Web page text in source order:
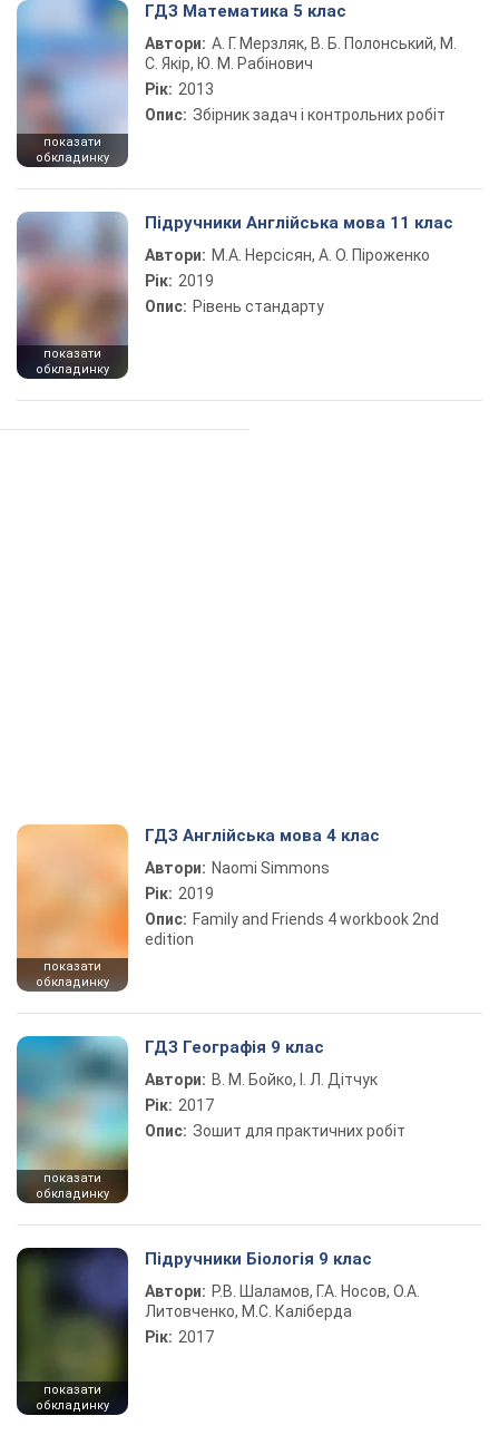
показати
обкладинку
ГДЗ Математика 5 клас
Автори: А. Г. Мерзляк, В. Б. Полонський, М.
С. Якір, Ю. М. Рабінович
Рік: 2013
Опис: Збірник задач і контрольних робіт
показати
обкладинку
Підручники Англійська мова 11 клас
Автори: М.А. Нерсісян, А. О. Піроженко
Рік: 2019
Опис: Рівень стандарту
показати
обкладинку
ГДЗ Англійська мова 4 клас
Автори: Naomi Simmons
Рік: 2019
Опис: Family and Friends 4 workbook 2nd
edition
показати
обкладинку
ГДЗ Географія 9 клас
Автори: В. М. Бойко, І. Л. Дітчук
Рік: 2017
Опис: Зошит для практичних робіт
показати
обкладинку
Підручники Біологія 9 клас
Автори: Р.В. Шаламов, Г.А. Носов, О.А.
Литовченко, М.С. Каліберда
Рік: 2017